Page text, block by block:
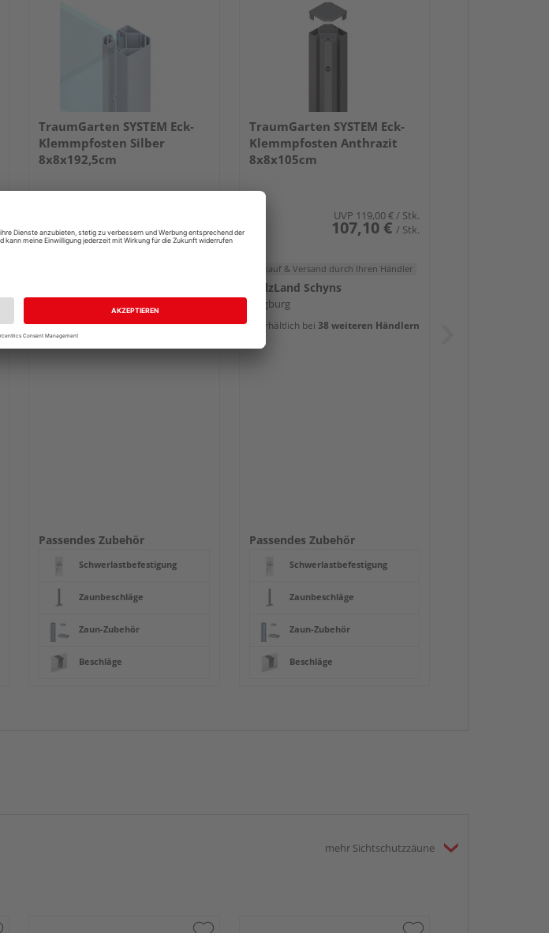
TraumGarten SYSTEM Eck-
Klemmpfosten Silber
8x8x192,5cm
161,10 € / Stk.
Erhältlich bei39 weiteren Händlern
Passendes Zubehör
Schwerlastbefestigung
Zaunbeschläge
Zaun-Zubehör
Beschläge
TraumGarten SYSTEM Eck-
Klemmpfosten Anthrazit
8x8x105cm
UVP 119,00 €/ Stk.
107,10 € / Stk.
Verkauf & Versand durch Ihren Händler
HolzLand Schyns
Siegburg
Erhältlich bei 38 weiteren Händlern
Passendes Zubehör
Schwerlastbefestigung
Zaunbeschläge
Zaun-Zubehör
Beschläge
mehr Sichtschutzzäune